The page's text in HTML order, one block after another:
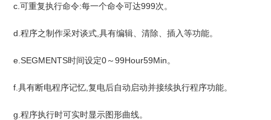
c.可重复执行命令:每一个命令可达999次。
d.程序之制作采对谈式,具有编辑、清除、插入等功能。
e.SEGMENTS时间设定0～99Hour59Min。
f.具有断电程序记忆,复电后自动启动并接续执行程序功能。
g.程序执行时可实时显示图形曲线。